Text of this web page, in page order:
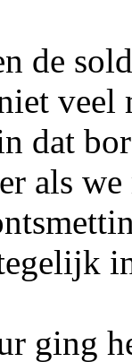
de
dat
als
ging